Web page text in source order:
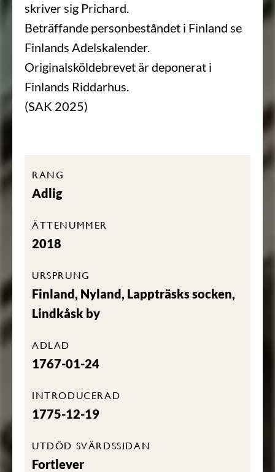
skriver sig Prichard.
Beträffande personbeståndet i Finland se
Finlands Adelskalender.
Originalsköldebrevet är deponerat i
Finlands Riddarhus.
(SAK 2025)
RANG
Adlig
ÄTTENUMMER
2018
URSPRUNG
Finland, Nyland, Lappträsks socken,
Lindkåsk by
ADLAD
1767-01-24
INTRODUCERAD
1775-12-19
UTDÖD SVÄRDSSIDAN
Fortlever